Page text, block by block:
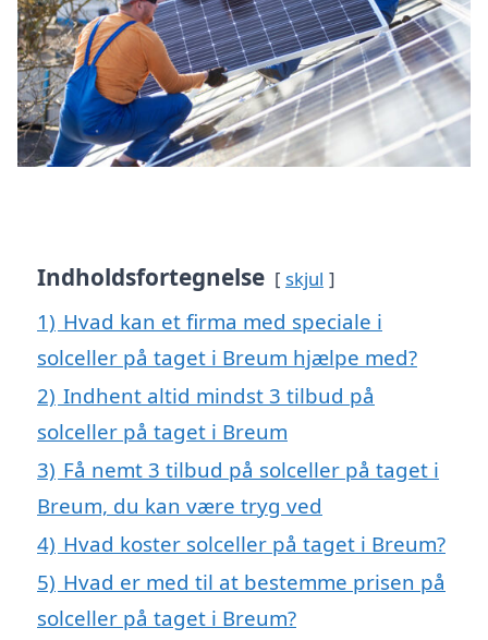
Indholdsfortegnelse skjul
1) Hvad kan et firma med speciale i
solceller på taget i Breum hjælpe med?
2) Indhent altid mindst 3 tilbud på
solceller på taget i Breum
3) Få nemt 3 tilbud på solceller på taget i
Breum, du kan være tryg ved
4) Hvad koster solceller på taget i Breum?
5) Hvad er med til at bestemme prisen på
solceller på taget i Breum?